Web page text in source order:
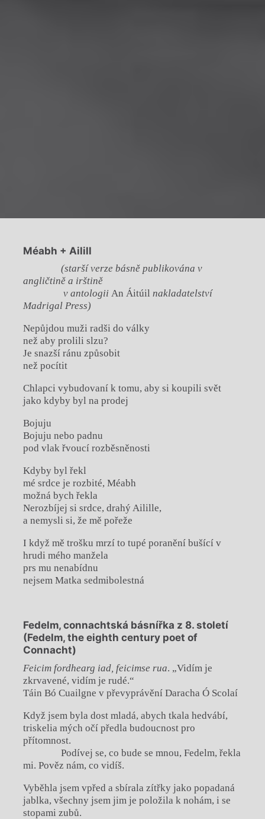
Méabh + Ailill
(starší verze básně publikována v
angličtině a irštině
v antologii An Áitúilnakladatelství
Madrigal Press)
Nepůjdou muži radši do války
než aby prolili slzu?
Je snazší ránu způsobit
než pocítit
Chlapci vybudovaní k tomu, aby si koupili svět
jako kdyby byl na prodej
Bojuju
Bojuju nebo padnu
pod vlak řvoucí rozběsněnosti
Kdyby byl řekl
mé srdce je rozbité, Méabh
možná bych řekla
Nerozbíjej si srdce, drahý Ailille,
a nemysli si, že mě pořeže
I když mě trošku mrzí to tupé poranění bušící v
hrudi mého manžela
prs mu nenabídnu
nejsem Matka sedmibolestná
Fedelm, connachtská básnířka z 8. století
(Fedelm, the eighth century poet of
Connacht)
Feicim fordhearg iad, feicimse rua. „Vidím je
zkrvavené, vidím je rudé.“
Táin Bó Cuailgne v převyprávění Daracha Ó Scolaí
Když jsem byla dost mladá, abych tkala hedvábí,
triskelia mých očí předla budoucnost pro
přítomnost.
Podívej se, co bude se mnou, Fedelm, řekla
mi. Pověz nám, co vidíš.
Vyběhla jsem vpřed a sbírala zítřky jako popadaná
jablka, všechny jsem jim je položila k nohám, i se
stopami zubů.